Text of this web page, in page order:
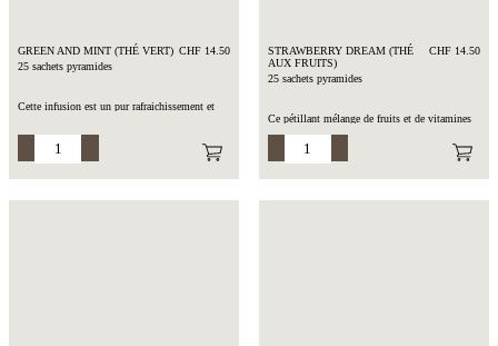
GREEN AND MINT (THÉ VERT) CHF 14.50
25 sachets pyramides
Cette infusion est un pur rafraichissement et
et mélangé à de la menthe marocaine Nana.
Vous obtenez la meilleure qualité de thé, façon
marocaine.
menthe Nana du Maroc (BIO), arôme.
STRAWBERRY DREAM (THÉ
AUX FRUITS)
CHF 14.50
25 sachets pyramides
Ce pétillant mélange de fruits et de vitamines
apportées par le cynorrhodon viendra rafraichir
vos journées.
Cette infusion parfaite pour l’été, peut se
Composition : Morceaux de pommes (BIO),